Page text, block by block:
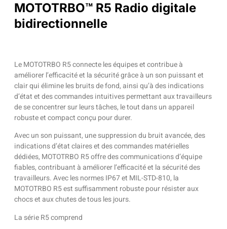
MOTOTRBO™ R5 Radio digitale
bidirectionnelle
Le MOTOTRBO R5 connecte les équipes et contribue à
améliorer l’efficacité et la sécurité grâce à un son puissant et
clair qui élimine les bruits de fond, ainsi qu’à des indications
d’état et des commandes intuitives permettant aux travailleurs
de se concentrer sur leurs tâches, le tout dans un appareil
robuste et compact conçu pour durer.
Avec un son puissant, une suppression du bruit avancée, des
indications d’état claires et des commandes matérielles
dédiées, MOTOTRBO R5 offre des communications d’équipe
fiables, contribuant à améliorer l’efficacité et la sécurité des
travailleurs. Avec les normes IP67 et MIL-STD-810, la
MOTOTRBO R5 est suffisamment robuste pour résister aux
chocs et aux chutes de tous les jours.
La série R5 comprend